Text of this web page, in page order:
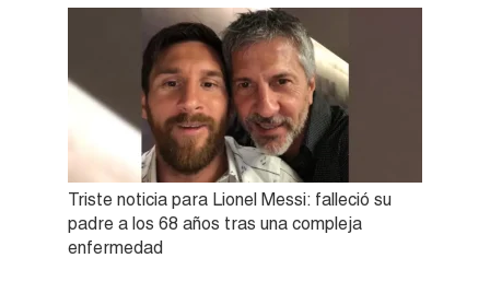
Triste noticia para Lionel Messi: falleció su
padre a los 68 años tras una compleja
enfermedad